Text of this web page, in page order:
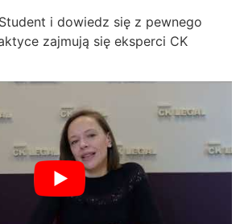
i dowiedz się z pewnego
zajmują się eksperci CK